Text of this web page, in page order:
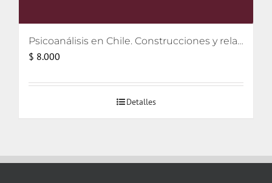
Psicoanálisis en Chile. Construcciones y relatos
$ 8.000
Detalles